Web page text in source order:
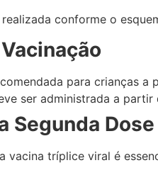
conforme o
para crianças a
ser administrada a partir
Segunda Dose
vacina tríplice viral é